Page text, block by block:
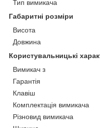
Тип вимикача
Габаритні розміри
Висота
Довжина
Користувальницькі
Вимикач з
Гарантія
Клавіш
Комплектація вимикача
Різновид вимикача